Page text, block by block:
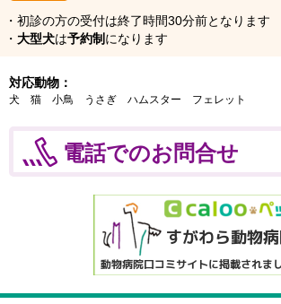
・初診の方の受付は終了時間30分前となります
・ 大型犬は予約制 になります
対応動物：
犬 猫 小鳥 うさぎ ハムスター フェレット
電話でのお問合せ